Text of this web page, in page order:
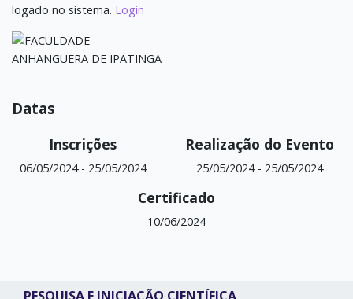
logado no sistema. Login
Datas
Inscrições
06/05/2024- 25/05/2024
Realização do Evento
25/05/2024- 25/05/2024
Certificado
10/06/2024